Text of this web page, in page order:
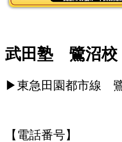
武田塾 鷺沼校
▶東急田園都市線
【電話番号】